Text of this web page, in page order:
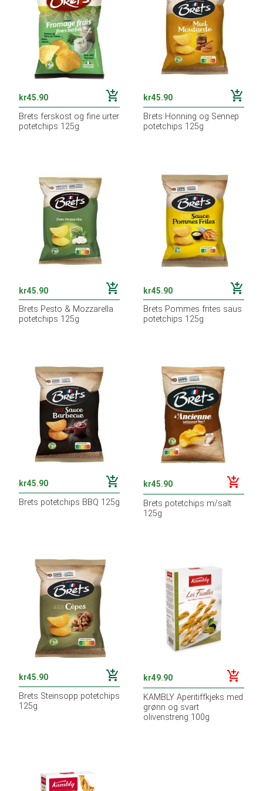
kr45.90 add_shopping_cart
Brets ferskost og fine urter
potetchips 125g
kr45.90 add_shopping_cart
Brets Honning og Sennep
potetchips 125g
kr45.90 add_shopping_cart
Brets Pesto & Mozzarella
potetchips 125g
kr45.90 add_shopping_cart
Brets Pommes frites saus
potetchips 125g
kr45.90 add_shopping_cart
Brets potetchips BBQ 125g
kr45.90 add_shopping_cart
Brets potetchips m/salt
125g
kr45.90 add_shopping_cart
Brets Steinsopp potetchips
125g
kr49.90 add_shopping_cart
KAMBLY Aperitiffkjeks med
grønn og svart
olivenstreng 100g